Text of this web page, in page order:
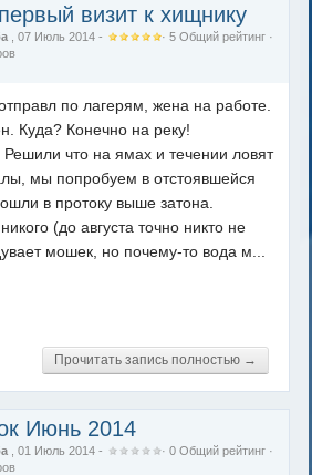
визит к хищнику
, 07 Июль 2014 - ·5 Общий рейтинг ·
по лагерям, жена на работе.
Куда? Конечно на реку!
что на ямах и течении ловят
мы попробуем в отстоявшейся
в протоку выше затона.
(до августа точно никто не
мошек, но почему-то вода м...
Прочитать запись полностью →
Июнь 2014
, 01 Июль 2014 - ·0 Общий рейтинг ·